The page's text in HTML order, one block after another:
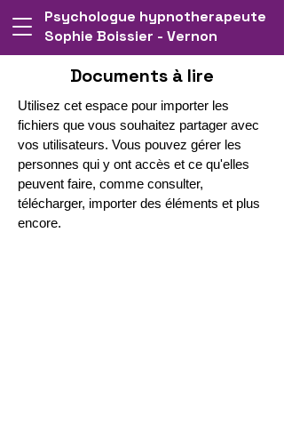
Connexion
Psychologue hypnotherapeute
Sophie Boissier - Vernon
Documents à lire
Utilisez cet espace pour importer les
fichiers que vous souhaitez partager avec
vos utilisateurs. Vous pouvez gérer les
personnes qui y ont accès et ce qu'elles
peuvent faire, comme consulter,
télécharger, importer des éléments et plus
encore.